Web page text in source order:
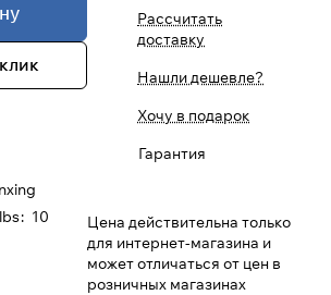
: 10
Рассчитать
доставку
Нашли дешевле?
Хочу в подарок
Гарантия
Цена действительна только
для интернет-магазина и
может отличаться от цен в
розничных магазинах
товары
метод оплатыПЛАЙТ
сегодня только25%
любого банка